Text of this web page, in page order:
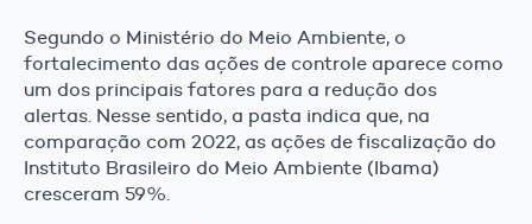
Segundo o Ministério do Meio Ambiente, o
fortalecimento das ações de controle aparece como
um dos principais fatores para a redução dos
alertas. Nesse sentido, a pasta indica que, na
comparação com 2022, as ações de fiscalização do
Instituto Brasileiro do Meio Ambiente (Ibama)
cresceram 59%.